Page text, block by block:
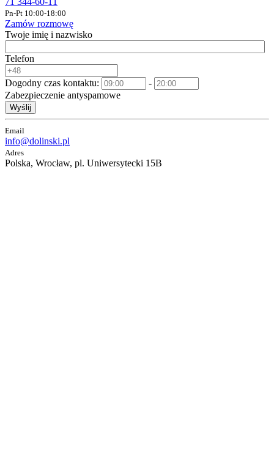
Pn-Pt 10:00-18:00
Zamów rozmowę
Twoje imię i nazwisko
Telefon
Dogodny czas kontaktu:
-
Zabezpieczenie antyspamowe
Wyślij
Email
info@dolinski.pl
Adres
Polska, Wrocław, pl. Uniwersytecki 15B